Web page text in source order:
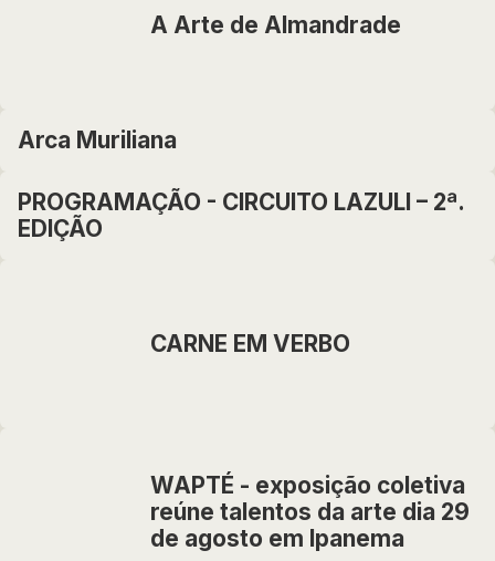
A Arte de Almandrade
Arca Muriliana
PROGRAMAÇÃO - CIRCUITO LAZULI – 2ª.
EDIÇÃO
CARNE EM VERBO
WAPTÉ - exposição coletiva
reúne talentos da arte dia 29
de agosto em Ipanema